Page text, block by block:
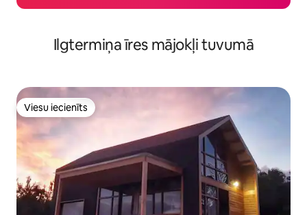
Ilgtermiņa īres mājokļi tuvumā
Viesu iecienīts
Viesu iecienīts